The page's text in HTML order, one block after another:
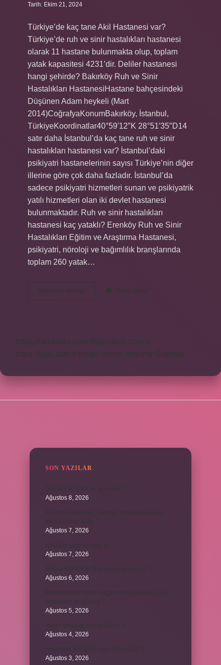
Tarih: Ekim 21, 2024
Türkiye’de kaç tane Akil Hastanesi var?
Türkiye’de ruh ve sinir hastalıkları hastanesi
olarak 11 hastane bulunmakta olup, toplam
yatak kapasitesi 4231’dir. Deliler hastanesi
hangi şehirde? Bakırköy Ruh ve Sinir
Hastalıkları HastanesiHastane bahçesindeki
Düşünen Adam heykeli (Mart
2014)CoğrafyaKonumBakırköy, İstanbul,
TürkiyeKoordinatlar40°59′12″K 28°51′35″D14
satır daha İstanbul’da kaç tane ruh ve sinir
hastalıkları hastanesi var? İstanbul’daki
psikiyatri hastanelerinin sayısı Türkiye’nin diğer
illerine göre çok daha fazladır. İstanbul’da
sadece psikiyatri hizmetleri sunan ve psikiyatrik
yatılı hizmetleri olan iki devlet hastanesi
bulunmaktadır. Ruh ve sinir hastalıkları
hastanesi kaç yataklı? Erenköy Ruh ve Sinir
Hastalıkları Eğitim ve Araştırma Hastanesi,
psikiyatri, nöroloji ve bağımlılık branşlarında
toplam 260 yatak…
Devamını okuyun
Türkiyede
Toplam
Yorum Bırak
https://bebekkia.com
https://beis.com.tr
https://basi.com.tr
knight online nttgame Sitemap
SON YAZILAR
Ağustos 8, 2026
Ağustos 7, 2026
Ağustos 7, 2026
Ağustos 6, 2026
Ağustos 5, 2026
Ağustos 4, 2026
Ağustos 3, 2026